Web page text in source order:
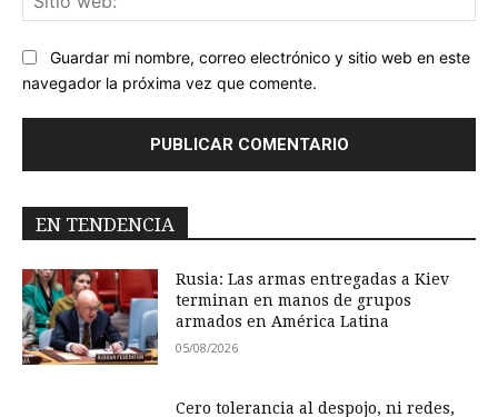
Guardar mi nombre, correo electrónico y sitio web en este
navegador la próxima vez que comente.
EN TENDENCIA
Rusia: Las armas entregadas a Kiev
terminan en manos de grupos
armados en América Latina
05/08/2026
Cero tolerancia al despojo, ni redes,